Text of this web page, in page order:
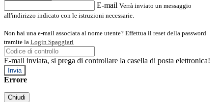
E-mail Verrà inviato un messaggio
all'indirizzo indicato con le istruzioni necessarie.
Non hai una e-mail associata al nome utente? Effettua il reset della password
tramite la Login Spaggiari
E-mail inviata, si prega di controllare la casella di posta elettronica!
Errore
Chiudi